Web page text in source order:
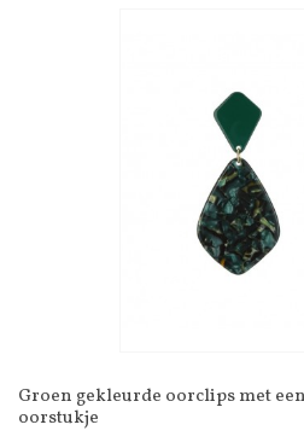
Groen gekleurde oorclips met
oorstukje